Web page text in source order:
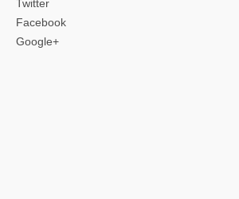
Twitter
Facebook
Google+